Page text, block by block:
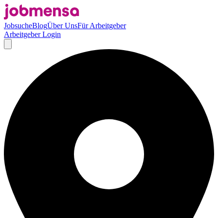
JobsucheBlogÜber UnsFür Arbeitgeber
Arbeitgeber Login